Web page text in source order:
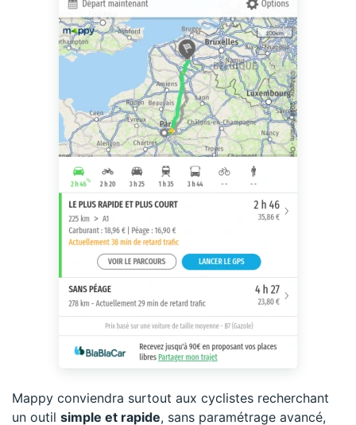
Mappy conviendra surtout aux cyclistes recherchant
un outil simple et rapide, sans paramétrage avancé,